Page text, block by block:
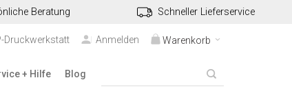
Beratung Schneller Lieferservice
Warenkorb
Druckwerkstatt Anmelden
+ Hilfe Blog